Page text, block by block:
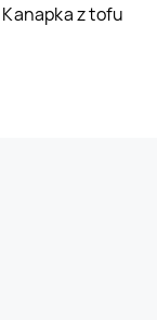
Kanapka z tofu